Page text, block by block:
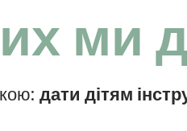
ми
дати дітям